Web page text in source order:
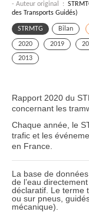
- Auteur original :
des Transports Guidés)
STRMTG Bilan
2020 2019
2013
Rapport 2020 du
concernant les
Chaque année, le
trafic et les
en France.
La base de
de l’eau
déclaratif. Le terme
ou sur pneus,
mécanique).